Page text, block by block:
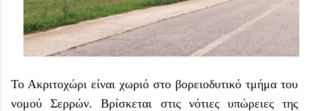
Το Ακριτοχώρι είναι χωριό στο βορειοδυτικό τμήμα του
νομού Σερρών. Βρίσκεται στις νότιες υπώρειες της